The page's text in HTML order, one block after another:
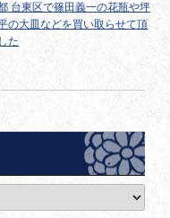
台東区で篠田義一の花瓶や坪
の大皿などを買い取らせて頂
た